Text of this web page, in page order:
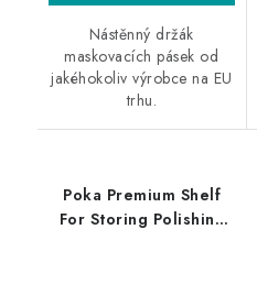
Nástěnný držák
maskovacích pásek od
jakéhokoliv výrobce na EU
trhu.
Poka Premium Shelf
For Storing Polishing